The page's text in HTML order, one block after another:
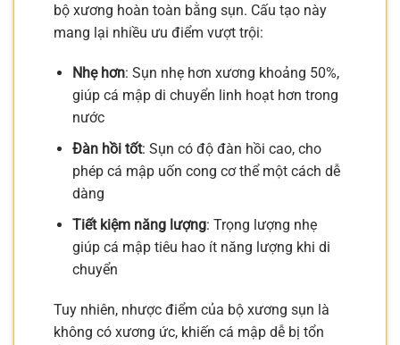
bộ xương hoàn toàn bằng sụn. Cấu tạo này
mang lại nhiều ưu điểm vượt trội:
Nhẹ hơn: Sụn nhẹ hơn xương khoảng 50%,
giúp cá mập di chuyển linh hoạt hơn trong
nước
Đàn hồi tốt: Sụn có độ đàn hồi cao, cho
phép cá mập uốn cong cơ thể một cách dễ
dàng
Tiết kiệm năng lượng: Trọng lượng nhẹ
giúp cá mập tiêu hao ít năng lượng khi di
chuyển
Tuy nhiên, nhược điểm của bộ xương sụn là
không có xương ức, khiến cá mập dễ bị tổn